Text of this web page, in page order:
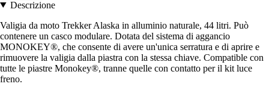
Descrizione
Valigia da moto Trekker Alaska in alluminio naturale, 44 litri. Può
contenere un casco modulare. Dotata del sistema di aggancio
MONOKEY®, che consente di avere un'unica serratura e di aprire e
rimuovere la valigia dalla piastra con la stessa chiave. Compatible con
tutte le piastre Monokey®, tranne quelle con contatto per il kit luce
freno.